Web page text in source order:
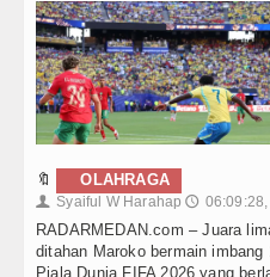
🔖 OLAHRAGA
👤 Syaiful W Harahap 🕔
RADARMEDAN.com – Juara
ditahan Maroko bermain
Piala Dunia FIFA 2026 yang